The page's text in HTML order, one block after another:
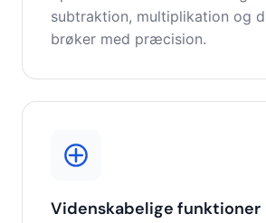
subtraktion, multiplikation og
brøker med præcision.
Videnskabelige funktioner